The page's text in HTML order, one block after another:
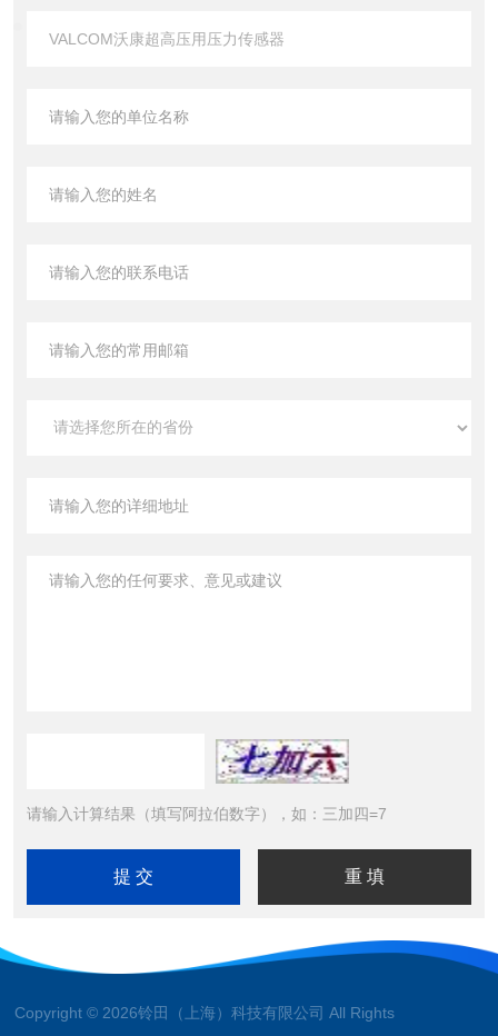
请输入计算结果（填写阿拉伯数字），如：三加四=7
Copyright © 2026铃田（上海）科技有限公司 All Rights